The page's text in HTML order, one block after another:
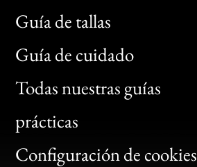
Guía de tallas
Guía de cuidado
Todas nuestras guías
prácticas
Configuración de cookies